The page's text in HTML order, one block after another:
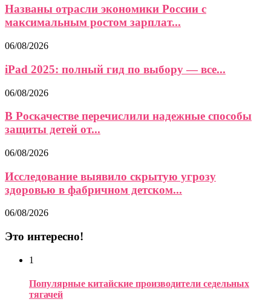
Названы отрасли экономики России с
максимальным ростом зарплат...
06/08/2026
iPad 2025: полный гид по выбору — все...
06/08/2026
В Роскачестве перечислили надежные способы
защиты детей от...
06/08/2026
Исследование выявило скрытую угрозу
здоровью в фабричном детском...
06/08/2026
Это интересно!
1
Популярные китайские производители седельных
тягачей